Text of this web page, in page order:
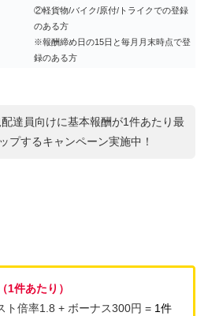
②軽貨物/バイク/原付/トライクでの登録
のある方
※報酬締め日の15日と毎月月末時点で登
録のある方
達員向けに基本報酬が1件あたり最
プするキャンペーン実施中！
1件あたり）
ト倍率1.8 + ボーナス300円 = 1件